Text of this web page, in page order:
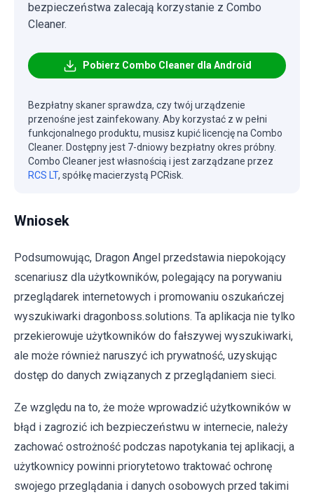
bezpieczeństwa zalecają korzystanie z Combo
Cleaner.
Pobierz Combo Cleaner dla Android
Bezpłatny skaner sprawdza, czy twój urządzenie
przenośne jest zainfekowany. Aby korzystać z w pełni
funkcjonalnego produktu, musisz kupić licencję na Combo
Cleaner. Dostępny jest 7-dniowy bezpłatny okres próbny.
Combo Cleaner jest własnością i jest zarządzane przez
RCS LT, spółkę macierzystą PCRisk.
Wniosek
Podsumowując, Dragon Angel przedstawia niepokojący
scenariusz dla użytkowników, polegający na porywaniu
przeglądarek internetowych i promowaniu oszukańczej
wyszukiwarki dragonboss.solutions. Ta aplikacja nie tylko
przekierowuje użytkowników do fałszywej wyszukiwarki,
ale może również naruszyć ich prywatność, uzyskując
dostęp do danych związanych z przeglądaniem sieci.
Ze względu na to, że może wprowadzić użytkowników w
błąd i zagrozić ich bezpieczeństwu w internecie, należy
zachować ostrożność podczas napotykania tej aplikacji, a
użytkownicy powinni priorytetowo traktować ochronę
swojego przeglądania i danych osobowych przed takimi